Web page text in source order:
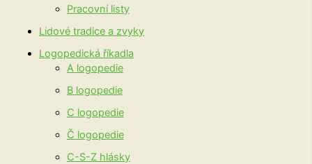
Pracovní listy
Lidové tradice a zvyky
Logopedická říkadla
A logopedie
B logopedie
C logopedie
Č logopedie
C-S-Z hlásky